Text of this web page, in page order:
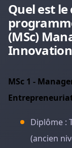
Quel est
(MSc)
MSc 1 -
Diplôme :
(ancien